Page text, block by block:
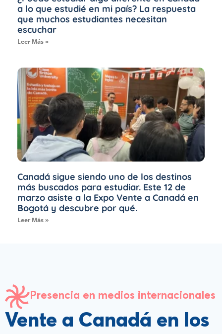
a lo que estudié en mi país? La respuesta
que muchos estudiantes necesitan
escuchar
Leer Más »
Canadá sigue siendo uno de los destinos
más buscados para estudiar. Este 12 de
marzo asiste a la Expo Vente a Canadá en
Bogotá y descubre por qué.
Leer Más »
Presencia en medios internacionales
Vente a Canadá en los